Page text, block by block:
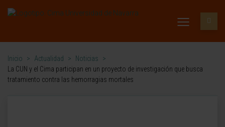
Inicio > Actualidad > Noticias
>
La CUN y el Cima participan en un proyecto de investigación que busca
tratamiento contra las hemorragias mortales